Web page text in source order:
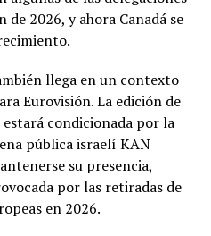
2026, y ahora Canadá se
llega en un contexto
Eurovisión. La edición de
condicionada por la
pública israelí KAN
su presencia,
por las retiradas de
en 2026.